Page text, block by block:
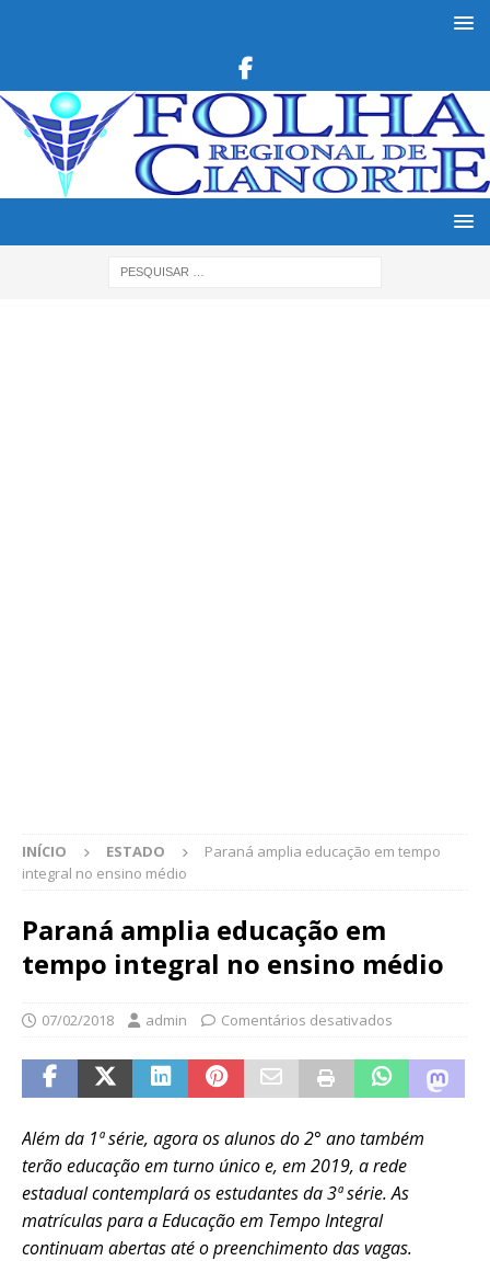
INÍCIO ESTADO
Paraná amplia educação em tempo
integral no ensino médio
Paraná amplia educação em
tempo integral no ensino médio
07/02/2018 admin Comentários desativados
Além da 1ª série, agora os alunos do 2° ano também
terão educação em turno único e, em 2019, a rede
estadual contemplará os estudantes da 3ª série. As
matrículas para a Educação em Tempo Integral
continuam abertas até o preenchimento das vagas.